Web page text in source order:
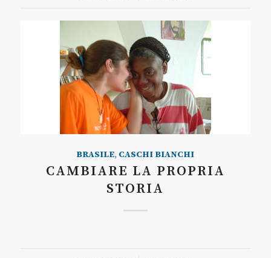
BRASILE, CASCHI BIANCHI
CAMBIARE LA PROPRIA
STORIA